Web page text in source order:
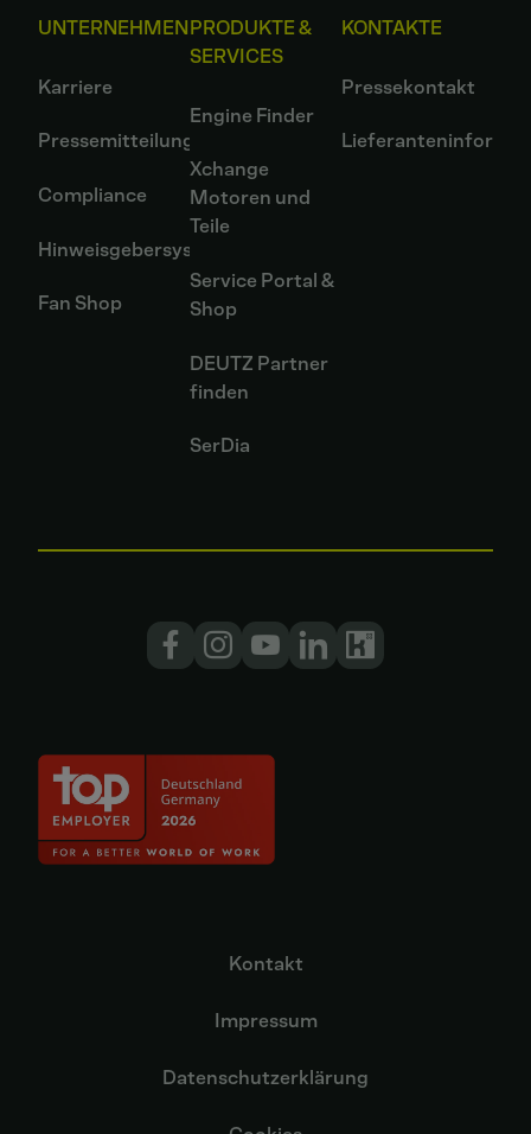
UNTERNEHMEN
Karriere
Pressemitteilungen
Compliance
Hinweisgebersystem
Fan Shop
PRODUKTE &
SERVICES
Engine Finder
Xchange
Motoren und
Teile
Service Portal &
Shop
DEUTZ Partner
finden
SerDia
KONTAKTE
Pressekontakt
Kontakt
Impressum
Datenschutzerklärung